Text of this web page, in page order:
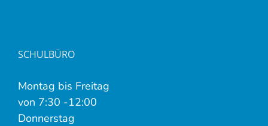
SCHULBÜRO
Montag bis Freitag
von 7:30 -12:00
Donnerstag